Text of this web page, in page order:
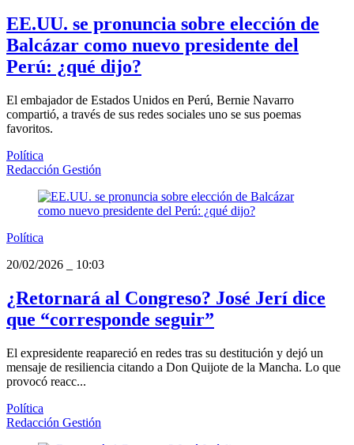
EE.UU. se pronuncia sobre elección de
Balcázar como nuevo presidente del
Perú: ¿qué dijo?
El embajador de Estados Unidos en Perú, Bernie Navarro
compartió, a través de sus redes sociales uno se sus poemas
favoritos.
Política
Redacción Gestión
Política
20/02/2026
10:03
¿Retornará al Congreso? José Jerí dice
que “corresponde seguir”
El expresidente reapareció en redes tras su destitución y dejó un
mensaje de resiliencia citando a Don Quijote de la Mancha. Lo que
provocó reacc...
Política
Redacción Gestión